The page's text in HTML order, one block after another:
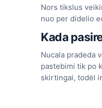
Nors tikslus
nuo per didelio
Kada
Nucala pradeda
pastebimi tik po
skirtingai, todėl